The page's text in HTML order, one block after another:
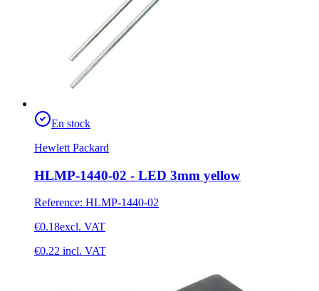
En stock
Hewlett Packard
HLMP-1440-02 - LED 3mm yellow
Reference: HLMP-1440-02
€0.18excl. VAT
€0.22 incl. VAT